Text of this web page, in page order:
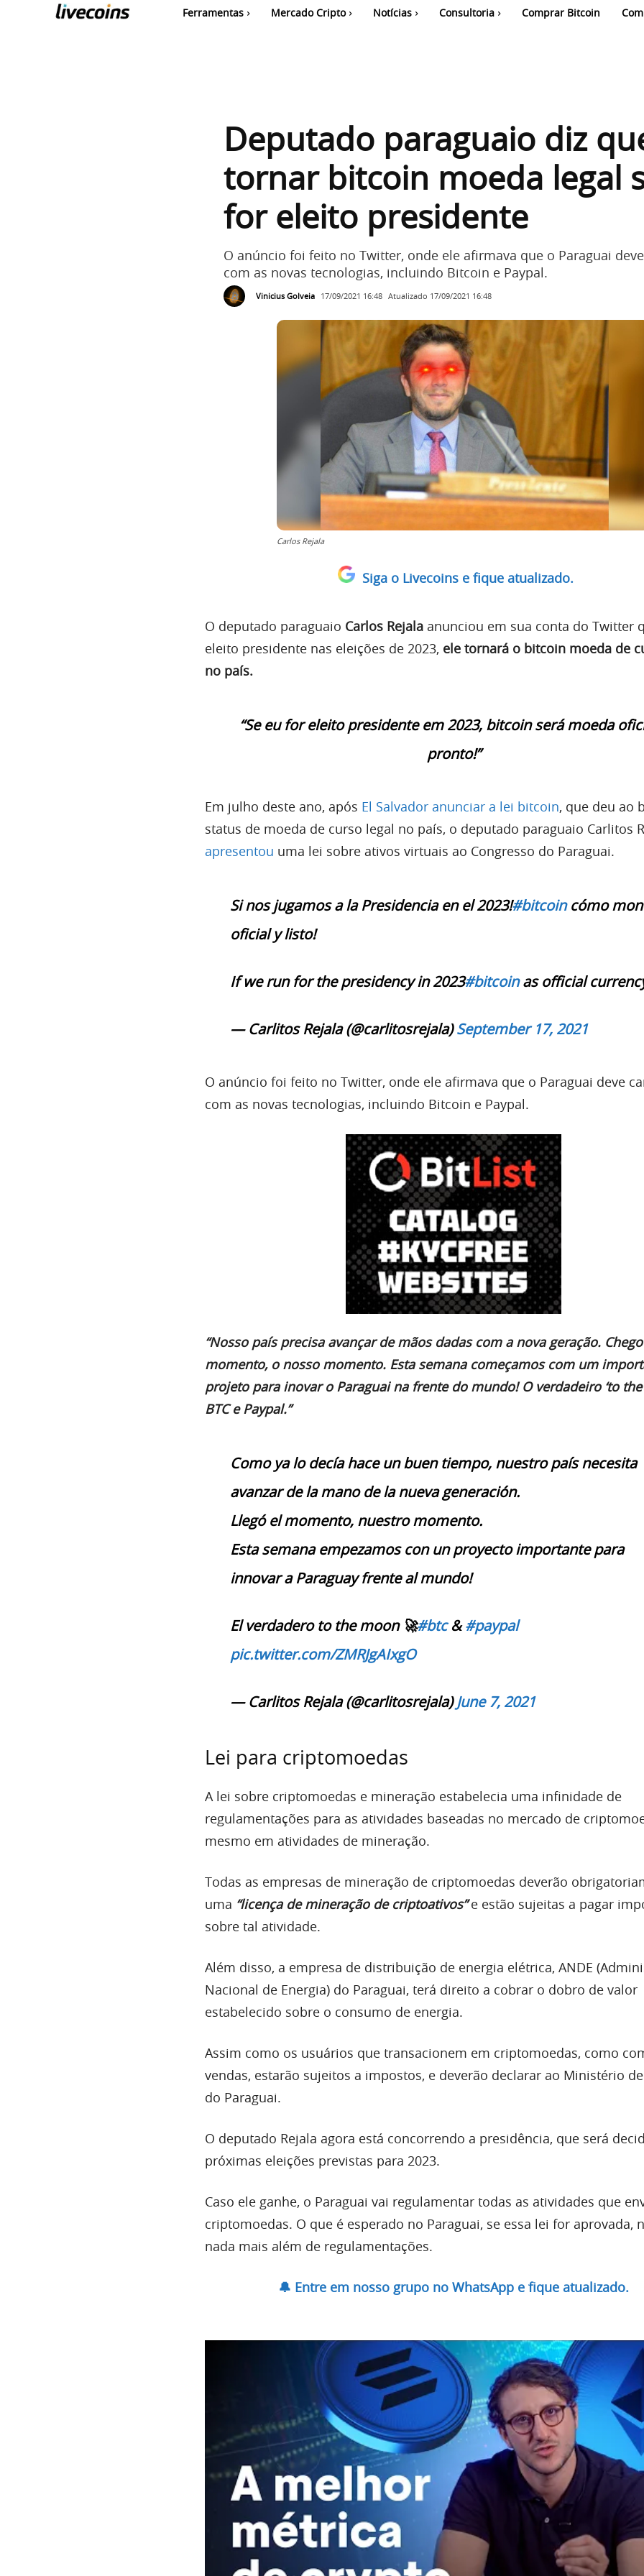
Ferramentas Mercado Cripto Notícias Consultoria Comprar Bitcoin
Deputado paraguaio diz
tornar bitcoin moeda legal
for eleito presidente
O anúncio foi feito no Twitter, onde ele afirmava que o Paraguai
com as novas tecnologias, incluindo Bitcoin e Paypal.
Vinicius Golveia 17/09/2021 16:48 Atualizado 17/09/2021 16:48
Carlos Rejala
Siga o Livecoins e fique atualizado.
O deputado paraguaio Carlos Rejala anunciou em sua conta do Twitter
eleito presidente nas eleições de 2023, ele tornará o bitcoin moeda de
no país.
“Se eu for eleito presidente em 2023, bitcoin será moeda
pronto!”
Em julho deste ano, após El Salvador anunciar a lei bitcoin, que deu ao
status de moeda de curso legal no país, o deputado paraguaio Carlitos
apresentou uma lei sobre ativos virtuais ao Congresso do Paraguai.
Si nos jugamos a la Presidencia en el 2023!#bitcoincómo
oficial y listo!
If we run for the presidency in 2023#bitcoinas official
— Carlitos Rejala (@carlitosrejala)September 17, 2021
O anúncio foi feito no Twitter, onde ele afirmava que o Paraguai deve
com as novas tecnologias, incluindo Bitcoin e Paypal.
“Nosso país precisa avançar de mãos dadas com a nova geração.
momento, o nosso momento. Esta semana começamos com um
projeto para inovar o Paraguai na frente do mundo! O verdadeiro ‘to the
BTC e Paypal.”
Como ya lo decía hace un buen tiempo, nuestro país necesita
avanzar de la mano de la nueva generación.
Llegó el momento, nuestro momento.
Esta semana empezamos con un proyecto importante para
innovar a Paraguay frente al mundo!
El verdadero to the moon 🚀#btc&#paypal
pic.twitter.com/ZMRJgAIxgO
— Carlitos Rejala (@carlitosrejala)June 7, 2021
Lei para criptomoedas
A lei sobre criptomoedas e mineração estabelecia uma infinidade de
regulamentações para as atividades baseadas no mercado de
mesmo em atividades de mineração.
Todas as empresas de mineração de criptomoedas deverão
uma “licença de mineração de criptoativos”e estão sujeitas a pagar
sobre tal atividade.
Além disso, a empresa de distribuição de energia elétrica, ANDE
Nacional de Energia) do Paraguai, terá direito a cobrar o dobro de valor
estabelecido sobre o consumo de energia.
Assim como os usuários que transacionem em criptomoedas, como
vendas, estarão sujeitos a impostos, e deverão declarar ao Ministério de
do Paraguai.
O deputado Rejala agora está concorrendo a presidência, que será
próximas eleições previstas para 2023.
Caso ele ganhe, o Paraguai vai regulamentar todas as atividades que
criptomoedas. O que é esperado no Paraguai, se essa lei for aprovada,
nada mais além de regulamentações.
🔔 Entre em nosso grupo no WhatsApp e fique atualizado.